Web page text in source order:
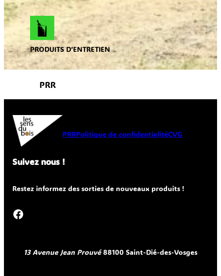
PRODUITS D’ENTRETIEN
PRR
PRRPolitique de confidentialitéCVG
Suivez nous !
Restez informez des sorties de nouveaux produits !
Facebook
13 Avenue Jean Prouvé88100 Saint-Dié-des-Vosges